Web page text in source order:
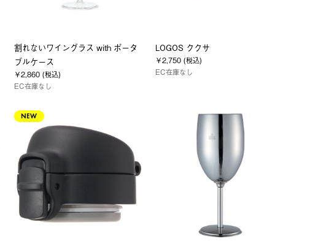
割れないワイングラス with ポータ
ブルケース
￥2,860 (税込)
EC在庫なし
LOGOS ククサ
￥2,750 (税込)
EC在庫なし
NEW